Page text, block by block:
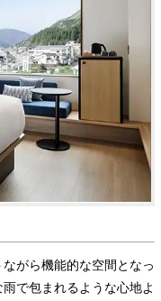
がら機能的な空間となっ
で包まれるような心地よ